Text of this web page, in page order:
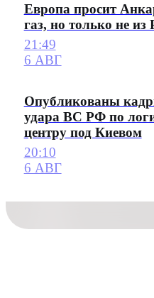
Европа просит
газ, но только не из
21:49
6 АВГ
Опубликованы
удара ВС РФ по
центру под Киевом
20:10
6 АВГ